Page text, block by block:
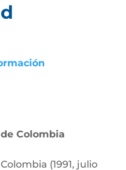
Colombia
(1991, julio